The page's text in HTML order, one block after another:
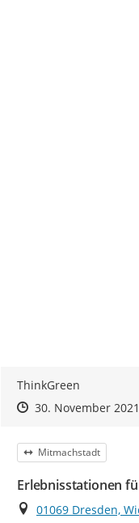
ThinkGreen
Zeitpunkt des
Zeitpunkt des
30. November 2021
Kategorie
Mitmachstadt
Erlebnisstationen
Ort
01069 Dresden,